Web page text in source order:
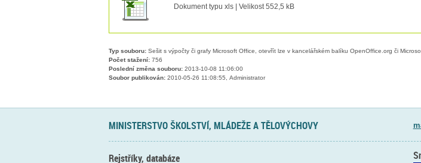
Dokument typu xls | Velikost 552,5 kB
Typ souboru: Sešit s výpočty či grafy Microsoft Office, otevřít lze v kancelářském balíku OpenOffice.org či
Počet stažení: 756
Poslední změna souboru: 2013-10-08 11:06:00
Soubor publikován: 2010-05-26 11:08:55, Administrator
MINISTERSTVO ŠKOLSTVÍ, MLÁDEŽE A TĚLOVÝCHOVY
Rejstříky, databáze